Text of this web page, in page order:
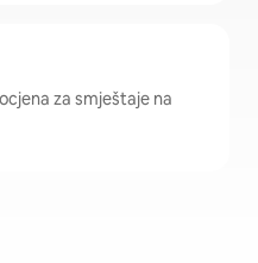
za smještaje na